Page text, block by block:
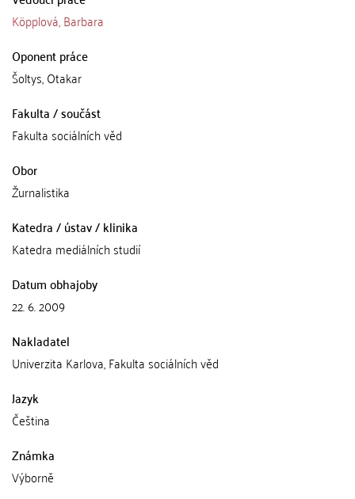
Köpplová, Barbara
Oponent práce
Šoltys, Otakar
Fakulta / součást
Fakulta sociálních věd
Obor
Žurnalistika
Katedra / ústav / klinika
Katedra mediálních studií
Datum obhajoby
22. 6. 2009
Nakladatel
Univerzita Karlova, Fakulta sociálních věd
Jazyk
Čeština
Známka
Výborně